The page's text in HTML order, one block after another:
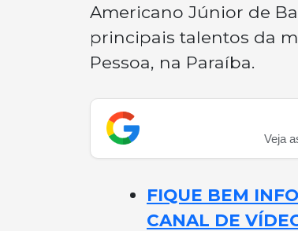
Americano Júnior de
principais talentos da
Pessoa, na Paraíba.
Veja
FIQUE BEM
CANAL DE